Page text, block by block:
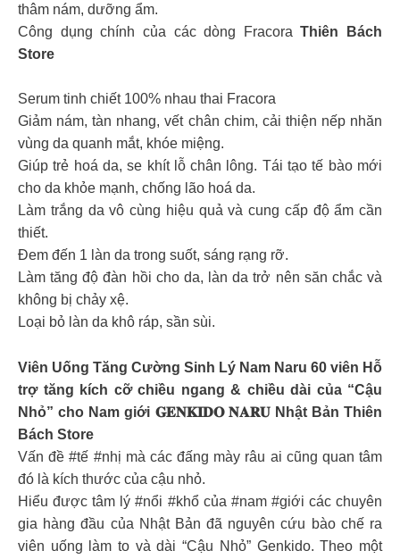
thâm nám, dưỡng ẩm.
Công dụng chính của các dòng FracoraThiên Bách
Store
Serum tinh chiết 100% nhau thai Fracora
Giảm nám, tàn nhang, vết chân chim, cải thiện nếp nhăn
vùng da quanh mắt, khóe miệng.
Giúp trẻ hoá da, se khít lỗ chân lông. Tái tạo tế bào mới
cho da khỏe mạnh, chống lão hoá da.
Làm trắng da vô cùng hiệu quả và cung cấp độ ẩm cần
thiết.
Đem đến 1 làn da trong suốt, sáng rạng rỡ.
Làm tăng độ đàn hồi cho da, làn da trở nên săn chắc và
không bị chảy xệ.
Loại bỏ làn da khô ráp, sần sùi.
Viên Uống Tăng Cường Sinh Lý Nam Naru 60 viên Hỗ
trợ tăng kích cỡ chiều ngang & chiều dài của “Cậu
Nhỏ” cho Nam giới 𝐆𝐄𝐍𝐊𝐈𝐃𝐎 𝐍𝐀𝐑𝐔 Nhật Bản Thiên
Bách Store
Vấn đề #tế #nhị mà các đấng mày râu ai cũng quan tâm
đó là kích thước của cậu nhỏ.
Hiểu được tâm lý #nổi #khổ của #nam #giới các chuyên
gia hàng đầu của Nhật Bản đã nguyên cứu bào chế ra
viên uống làm to và dài “Cậu Nhỏ” Genkido. Theo một